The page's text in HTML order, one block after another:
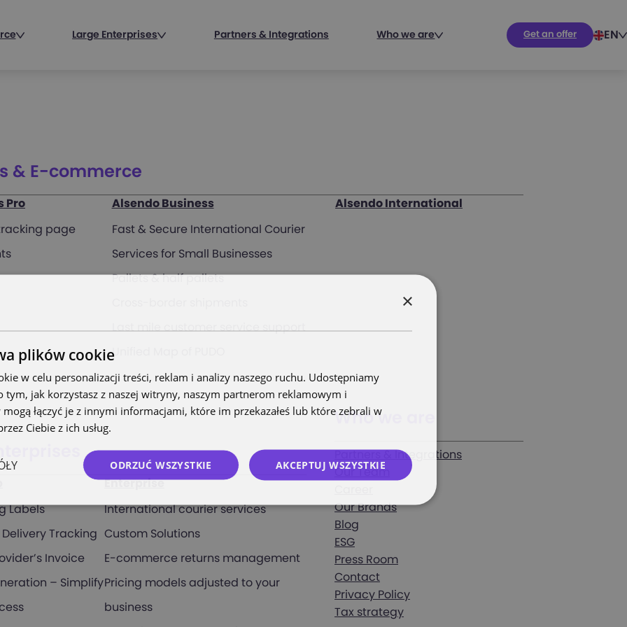
Large Enterprises Partners & Integrations Who we are Get an offer EN
& E-commerce
Pro
page
Alsendo Business
Fast & Secure International Courier
Services for Small Businesses
Pallets & half pallets
Unified Map of PUDO
Alsendo International
Labels
Tracking
Invoice
– Simplify
Enterprise
International courier services
Custom Solutions
E-commerce returns management
Pricing models adjusted to your
business
Who we are
Partners & Integrations
Our Team
Our Brands
Blog
ESG
Press Room
Contact
Privacy Policy
Tax strategy
×
plików cookie
w celu personalizacji treści, reklam i analizy naszego ruchu. Udostępniamy
tym, jak korzystasz z naszej witryny, naszym partnerom reklamowym i
łączyć je z innymi informacjami, które im przekazałeś lub które zebrali w
Ciebie z ich usług.
AKCEPTUJ WSZYSTKIE
ODRZUĆ WSZYSTKIE